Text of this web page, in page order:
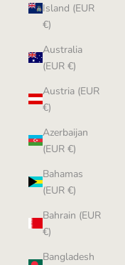
Island (EUR
€)
Australia
(EUR €)
Austria (EUR
€)
Azerbaijan
(EUR €)
Bahamas
(EUR €)
Bahrain (EUR
€)
Bangladesh